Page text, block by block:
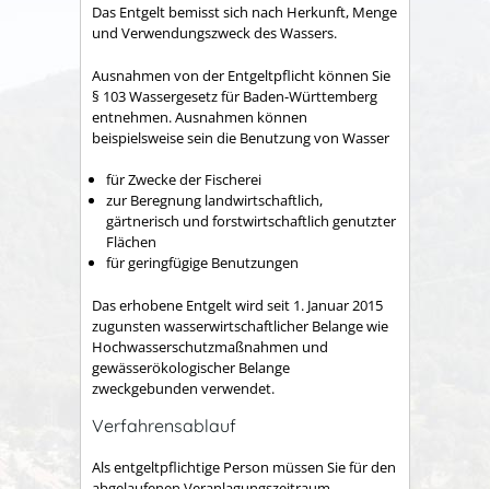
Das Entgelt bemisst sich nach Herkunft, Menge
und Verwendungszweck des Wassers.
Ausnahmen von der Entgeltpflicht können Sie
§ 103 Wassergesetz für Baden-Württemberg
entnehmen. Ausnahmen können
beispielsweise sein die Benutzung von Wasser
für Zwecke der Fischerei
zur Beregnung landwirtschaftlich,
gärtnerisch und forstwirtschaftlich genutzter
Flächen
für geringfügige Benutzungen
Das erhobene Entgelt wird seit 1. Januar 2015
zugunsten wasserwirtschaftlicher Belangewie
Hochwasserschutzmaßnahmen und
gewässerökologischer Belange
zweckgebunden verwendet.
Verfahrensablauf
Als entgeltpflichtige Person müssen Sie für den